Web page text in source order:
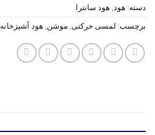
دسته: هود, هود سانترا
برچسب: لمسی حرکتی, موشن, هود آشپزخانه